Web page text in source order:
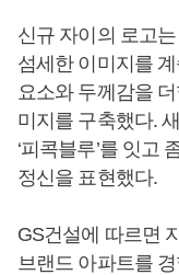
신규 자이의 로고
섬세한 이미지를
요소와 두께감을
미지를 구축했다.
‘피콕블루’를 잇고
정신을 표현했다.
GS건설에 따르면
브랜드 아파트를